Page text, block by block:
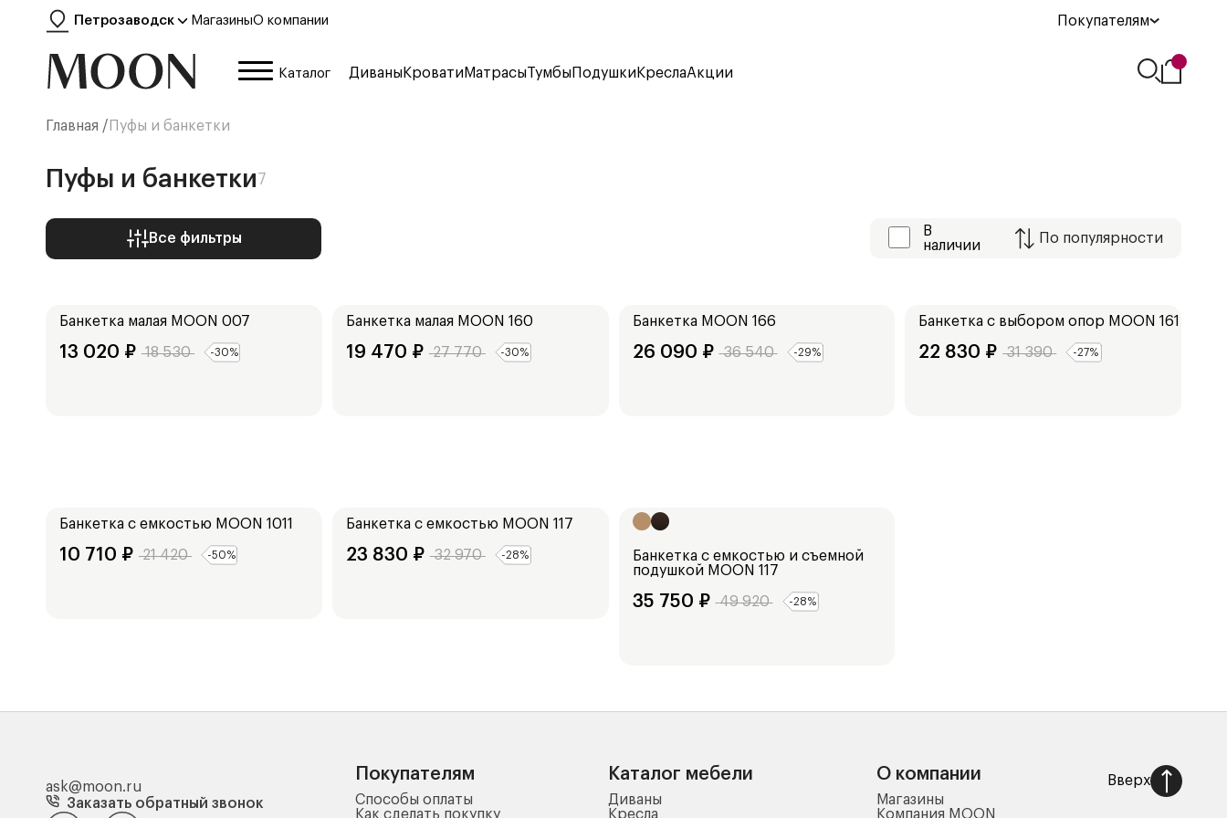
Петрозаводск МагазиныО компании Покупателям
Каталог ДиваныКроватиМатрасыТумбыПодушкиКреслаАкции
Главная / Пуфы и банкетки
Пуфы и банкетки7
Все фильтры
В
наличии
По популярности
Банкетка малая MOON 007
13 020 ₽ 18 530 -30%
Банкетка малая MOON 160
19 470 ₽ 27 770 -30%
Банкетка MOON 166
26 090 ₽ 36 540 -29%
Банкетка с выбором опор MOON 161
22 830 ₽ 31 390 -27%
Банкетка с емкостью MOON 1011
10 710 ₽ 21 420 -50%
Банкетка с емкостью MOON 117
23 830 ₽ 32 970 -28%
Банкетка с емкостью и съемной
подушкой MOON 117
35 750 ₽ 49 920 -28%
ask@moon.ru
Заказать обратный звонок
Покупателям
Способы оплаты
Как сделать покупку
Каталог мебели
Диваны
Кресла
О компании
Магазины
Компания MOON
Вверх